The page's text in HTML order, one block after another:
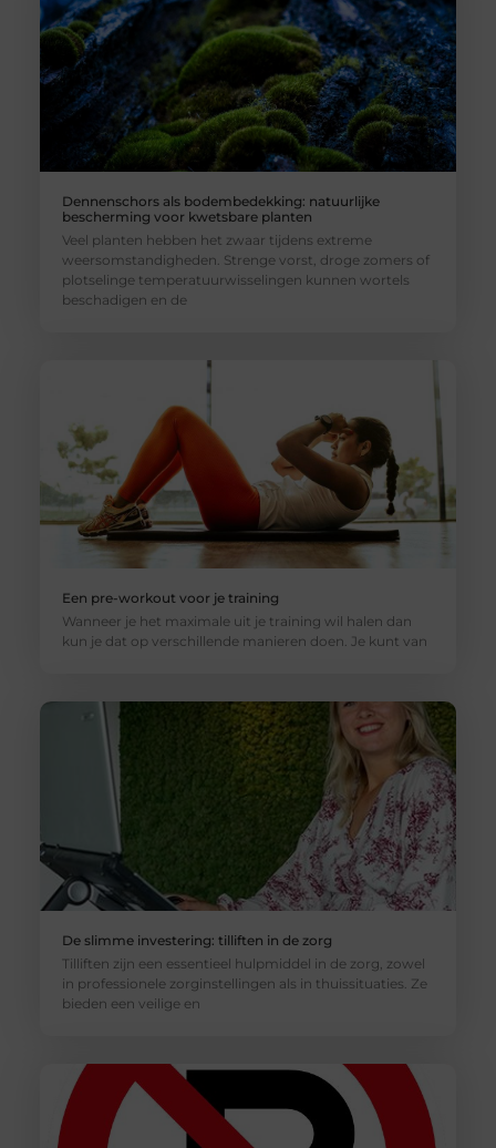
Dennenschors als bodembedekking: natuurlijke
bescherming voor kwetsbare planten
Veel planten hebben het zwaar tijdens extreme
weersomstandigheden. Strenge vorst, droge zomers of
plotselinge temperatuurwisselingen kunnen wortels
beschadigen en de
Een pre-workout voor je training
Wanneer je het maximale uit je training wil halen dan
kun je dat op verschillende manieren doen. Je kunt van
De slimme investering: tilliften in de zorg
Tilliften zijn een essentieel hulpmiddel in de zorg, zowel
in professionele zorginstellingen als in thuissituaties. Ze
bieden een veilige en